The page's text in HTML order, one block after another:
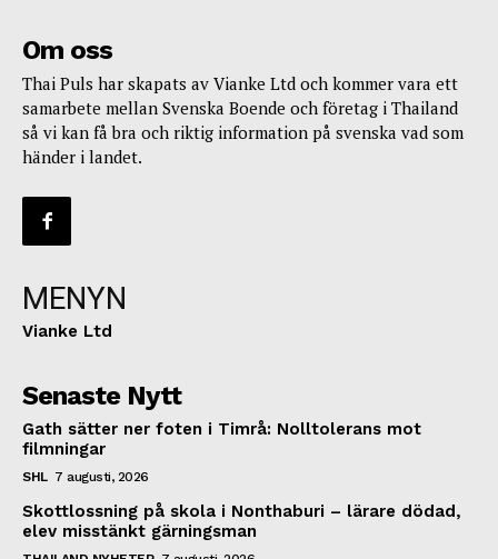
Om oss
Thai Puls har skapats av Vianke Ltd och kommer vara ett
samarbete mellan Svenska Boende och företag i Thailand
så vi kan få bra och riktig information på svenska vad som
händer i landet.
MENYN
Vianke Ltd
Senaste Nytt
Gath sätter ner foten i Timrå: Nolltolerans mot
filmningar
SHL 7 augusti, 2026
Skottlossning på skola i Nonthaburi – lärare dödad,
elev misstänkt gärningsman